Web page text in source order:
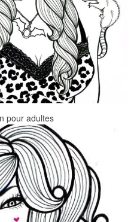
pour adultes